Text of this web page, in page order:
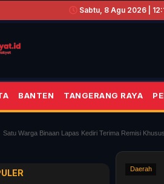
Sabtu, 8 Agu 2026 |
BANTEN TANGERANG RAYA
Satu Warga Binaan Lapas Kediri Terima Remisi
Daerah